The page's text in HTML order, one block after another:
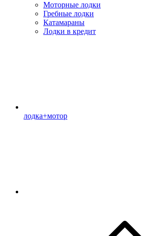
Моторные лодки
Гребные лодки
Катамараны
Лодки в кредит
лодка+мотор